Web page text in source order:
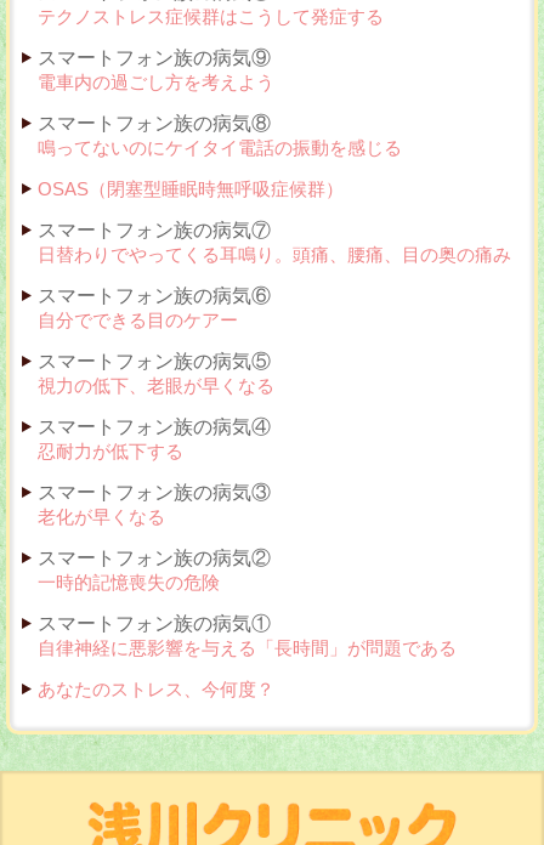
テクノストレス症候群はこうして発症する
スマートフォン族の病気⑨
電車内の過ごし方を考えよう
スマートフォン族の病気⑧
鳴ってないのにケイタイ電話の振動を感じる
OSAS（閉塞型睡眠時無呼吸症候群）
スマートフォン族の病気⑦
日替わりでやってくる耳鳴り。頭痛、腰痛、目の奥の痛み
スマートフォン族の病気⑥
自分でできる目のケアー
スマートフォン族の病気⑤
視力の低下、老眼が早くなる
スマートフォン族の病気④
忍耐力が低下する
スマートフォン族の病気③
老化が早くなる
スマートフォン族の病気②
一時的記憶喪失の危険
スマートフォン族の病気①
自律神経に悪影響を与える「長時間」が問題である
あなたのストレス、今何度？